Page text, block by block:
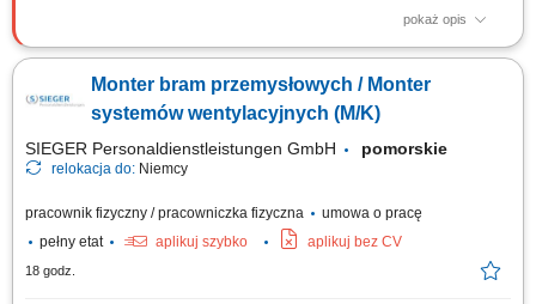
pokaż opis
Zadania Składanie zespołów maszynowych i stanowisk przemysłowych
zmontowanych modułów w gotowe linie oraz systemy technologiczne;
Weryfikacja poprawności montażu i eliminowanie bieżących
Monter bram przemysłowych / Monter
systemów wentylacyjnych (M/K)
SIEGER Personaldienstleistungen GmbH pomorskie
relokacja do: Niemcy
pracownik fizyczny / pracowniczka fizyczna
umowa o pracę
pełny etat
aplikuj szybko aplikuj bez CV
18 godz.